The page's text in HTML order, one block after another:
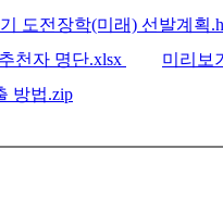
도전장학(미래) 선발계획
천자 명단.xlsx
미리보기
방법.zip